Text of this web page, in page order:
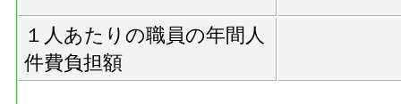
１人あたりの職員の年間人
件費負担額